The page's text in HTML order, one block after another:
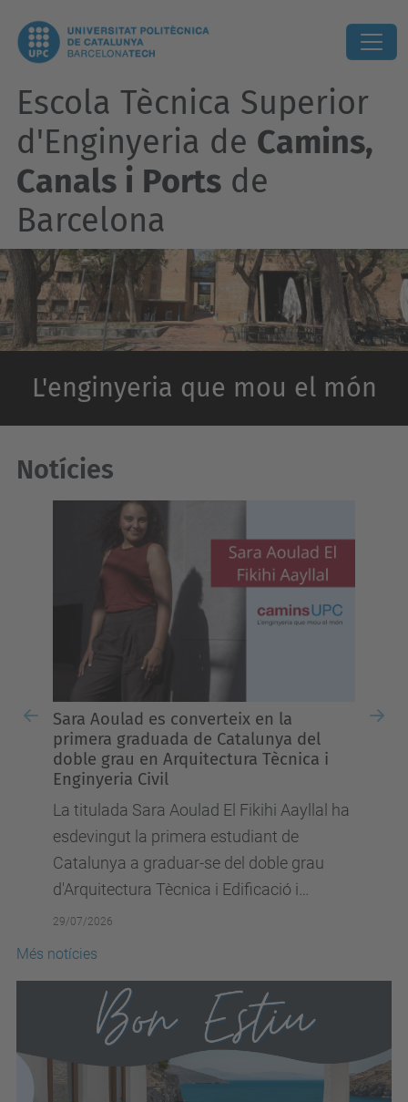
L'enginyeria que mou el món
Escola Tècnica Superior
d'Enginyeria de Camins,
Canals i Ports de
Barcelona
Notícies
Sara Aoulad es converteix en la
primera graduada de Catalunya del
doble grau en Arquitectura Tècnica i
Enginyeria Civil
La titulada Sara Aoulad El Fikihi Aayllal ha
esdevingut la primera estudiant de
Catalunya a graduar-se del doble grau
d'Arquitectura Tècnica i Edificació i
Enginyeria Civil de la Universitat...
29/07/2026
A partir del
(ambdós
romandran
habilitat
Previous
Més notícies